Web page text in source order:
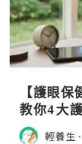
【護眼
教你4大
例與挑選
輕養生